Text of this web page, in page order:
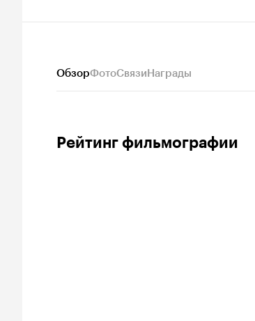
ОбзорФотоСвязиНаграды
Рейтинг фильмографии